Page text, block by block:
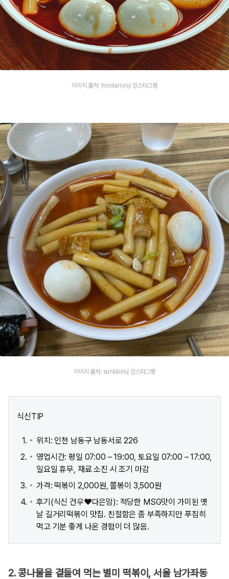
이미지 출처: foodarcv님 인스타그램
이미지 출처: sunkkiri님 인스타그램
식신TIP
위치: 인천 남동구 남동서로 226
영업시간: 평일 07:00 – 19:00, 토요일 07:00 – 17:00,
일요일 휴무, 재료 소진 시 조기 마감
가격: 떡볶이 2,000원, 쫄볶이 3,500원
후기(식신 건우❤️다은맘): 적당한 MSG맛이 가미된 옛
날 길거리떡볶이 맛집. 친절함은 좀 부족하지만 푸짐히
먹고 기분 좋게 나온 경험이 더 많음.
2. 콩나물을 곁들여 먹는 별미 떡볶이, 서울 남가좌동